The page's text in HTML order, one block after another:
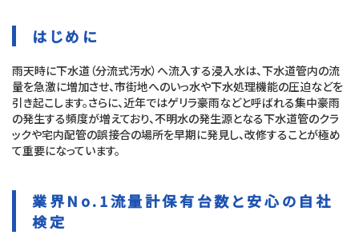
はじめに
雨天時に下水道（分流式汚水）へ流入する浸入水は、下水道管内の流
量を急激に増加させ、市街地へのいっ水や下水処理機能の圧迫などを
引き起こします。さらに、近年ではゲリラ豪雨などと呼ばれる集中豪雨
の発生する頻度が増えており、不明水の発生源となる下水道管のクラ
ックや宅内配管の誤接合の場所を早期に発見し、改修することが極め
て重要になっています。
業界No.1流量計保有台数と安心の自社
検定